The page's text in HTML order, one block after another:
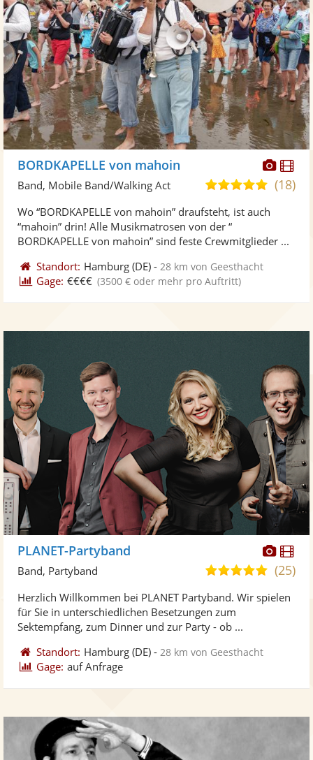
BORDKAPELLE von mahoin
5,0
5
Sternen
(18)
Band, Mobile Band/Walking Act
Wo “BORDKAPELLE von mahoin” draufsteht, ist auch
“mahoin” drin! Alle Musikmatrosen von der “
BORDKAPELLE von mahoin” sind feste Crewmitglieder ...
Standort: Hamburg (DE) - 28 km von Geesthacht
Gage: €€€€ (3500 € oder mehr pro Auftritt)
Fotos
PLANET-Partyband
5,0
5
(25)
Band, Partyband
Herzlich Willkommen bei PLANET Partyband. Wir spielen
für Sie in unterschiedlichen Besetzungen zum
Sektempfang, zum Dinner und zur Party - ob ...
Standort: Hamburg (DE) - 28 km von Geesthacht
Gage: auf Anfrage